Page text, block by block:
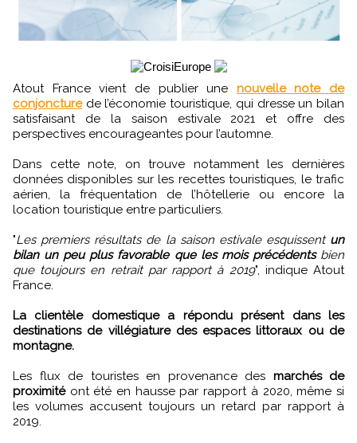
Atout France vient de publier une nouvelle note de
conjoncturede l’économie touristique, qui dresse un bilan
satisfaisant de la saison estivale 2021 et offre des
perspectives encourageantes pour l’automne.
Dans cette note, on trouve notamment les dernières
données disponibles sur les recettes touristiques, le trafic
aérien, la fréquentation de l’hôtellerie ou encore la
location touristique entre particuliers.
"Les premiers résultats de la saison estivale esquissent un
bilan un peu plus favorable que les mois précédentsbien
que toujours en retrait par rapport à 2019", indique Atout
France.
La clientèle domestique a répondu présent dans les
destinations de villégiature des espaces littoraux ou de
montagne.
Les flux de touristes en provenance des marchés de
proximitéont été en hausse par rapport à 2020, même si
les volumes accusent toujours un retard par rapport à
2019.